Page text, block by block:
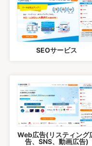
SEOサービス
Web広告(リスティング
告、SNS、動画広告)